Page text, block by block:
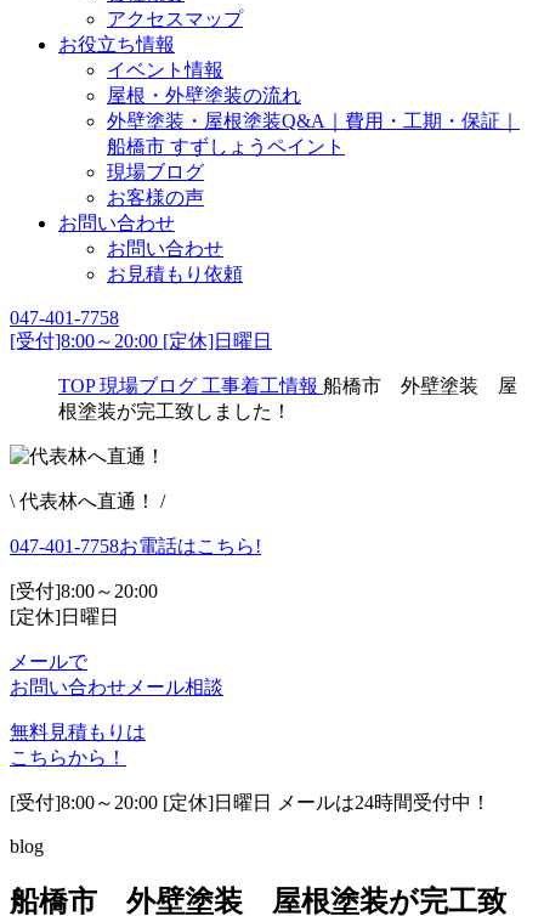
アクセスマップ
お役立ち情報
イベント情報
屋根・外壁塗装の流れ
外壁塗装・屋根塗装Q&A｜費用・工期・保証｜
船橋市 すずしょうペイント
現場ブログ
お客様の声
お問い合わせ
お問い合わせ
お見積もり依頼
047-401-7758
[受付]8:00～20:00 [定休]日曜日
TOP 現場ブログ 工事着工情報 船橋市 外壁塗装 屋
根塗装が完工致しました！
\ 代表林へ直通！ /
047-401-7758お電話はこちら!
[受付]8:00～20:00
[定休]日曜日
メールで
お問い合わせ メール相談
無料見積もりは
こちらから！
[受付]8:00～20:00 [定休]日曜日 メールは24時間受付中！
blog
船橋市 外壁塗装 屋根塗装が完工致